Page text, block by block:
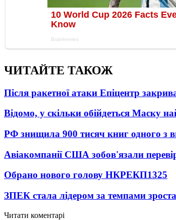
ЧИТАЙТЕ ТАКОЖ
Після ракетної атаки Епіцентр
Відомо, у скільки обійдеться Маску
РФ знищила 900 тисяч книг одного з
Авіакомпанії США зобов'язали
Обрано нового голову НКРЕКП1325
ЗПЕК стала лідером за темпами
Читати коментарі